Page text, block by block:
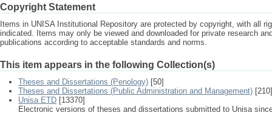
Copyright Statement
Items in UNISA Institutional Repository are protected by copyright, with all
indicated. Items may only be viewed and downloaded for private research
publications according to acceptable standards and norms.
This item appears in the following Collection(s)
Theses and Dissertations (Penology) [50]
Theses and Dissertations (Public Administration and Management) [210]
Unisa ETD [13370]
Electronic versions of theses and dissertations submitted to Unisa